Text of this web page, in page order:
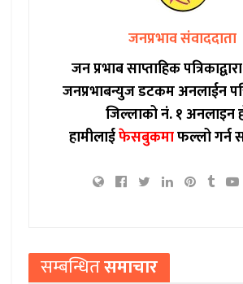
जनप्रभाव संवाददाता
जन प्रभाब साप्ताहिक
जनप्रभाबन्युज डटकम अनलाईन
जिल्लाको नं. १ अनलाइन
हामीलाईफेसबुकमाफल्लो गर्न
सम्बन्धितसमाचार